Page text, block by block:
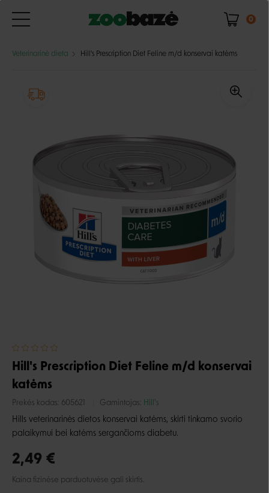
0
Veterinarinė dieta Hill's Prescription Diet Feline m/d konservai katėms
Hill's Prescription Diet Feline m/d konservai
katėms
Prekės kodas: 605621 Gamintojas: Hill's
Hills veterinarinės dietos konservai katėms, skirti tinkamo svorio
palaikymui bei katėms sergančioms diabetu.
2,49 €
Kaina fizinėse parduotuvėse gali skirtis.